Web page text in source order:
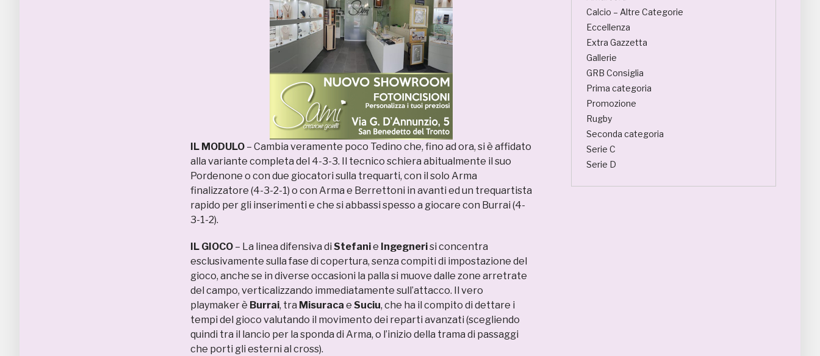
IL MODULO – Cambia veramente poco Tedino che, fino ad ora, si è affidato
alla variante completa del 4-3-3. Il tecnico schiera abitualmente il suo
Pordenone o con due giocatori sulla trequarti, con il solo Arma
finalizzatore (4-3-2-1) o con Arma e Berrettoni in avanti ed un trequartista
rapido per gli inserimenti e che si abbassi spesso a giocare con Burrai (4-
3-1-2).
IL GIOCO – La linea difensiva di Stefanie Ingegnerisi concentra
esclusivamente sulla fase di copertura, senza compiti di impostazione del
gioco, anche se in diverse occasioni la palla si muove dalle zone arretrate
del campo, verticalizzando immediatamente sull’attacco. Il vero
playmaker è Burrai, tra Misuraca e Suciu, che ha il compito di dettare i
tempi del gioco valutando il movimento dei reparti avanzati (scegliendo
quindi tra il lancio per la sponda di Arma, o l’inizio della trama di passaggi
che porti gli esterni al cross).
Calcio – Altre Categorie
Eccellenza
Extra Gazzetta
Gallerie
GRB Consiglia
Prima categoria
Promozione
Rugby
Seconda categoria
Serie C
Serie D